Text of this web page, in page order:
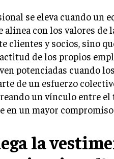
se eleva cuando un
alinea con los valores de
clientes y socios, sino
de los propios
potenciadas cuando
de un esfuerzo
un vínculo entre el
en un mayor
la